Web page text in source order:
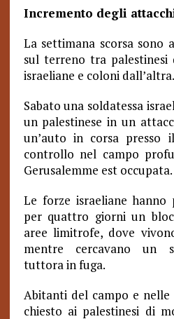
Incremento degli
La settimana scorsa sono
sul terreno tra
israeliane e coloni dall’altra.
Sabato una soldatessa
un palestinese in un
un’auto in corsa presso
controllo nel campo
Gerusalemme est occupata.
Le forze israeliane
per quattro giorni un
aree limitrofe, dove
mentre cercavano un
tuttora in fuga.
Abitanti del campo e
chiesto ai palestinesi di